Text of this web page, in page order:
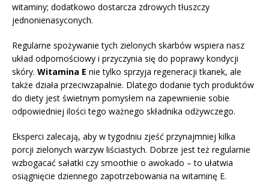
witaminy; dodatkowo dostarcza zdrowych tłuszczy
jednonienasyconych.
Regularne spożywanie tych zielonych skarbów wspiera nasz
układ odpornościowy i przyczynia się do poprawy kondycji
skóry. Witamina E nie tylko sprzyja regeneracji tkanek, ale
także działa przeciwzapalnie. Dlatego dodanie tych produktów
do diety jest świetnym pomysłem na zapewnienie sobie
odpowiedniej ilości tego ważnego składnika odżywczego.
Eksperci zalecają, aby w tygodniu zjeść przynajmniej kilka
porcji zielonych warzyw liściastych. Dobrze jest też regularnie
wzbogacać sałatki czy smoothie o awokado – to ułatwia
osiągnięcie dziennego zapotrzebowania na witaminę E.